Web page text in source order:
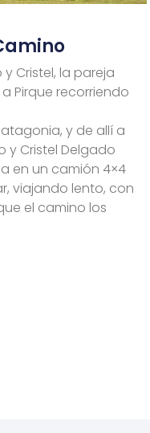
y Cristel, la pareja
Pirque recorriendo
y de allí a
y Cristel Delgado
en un camión 4×4
viajando lento, con
el camino los